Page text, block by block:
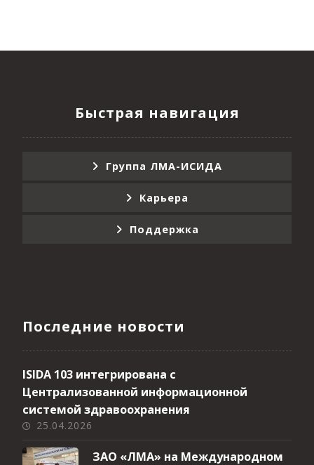
Быстрая навигация
Группа ЛМА-ИСИДА
Карьера
Поддержка
Последние новости
ISIDA 103 интегрирована с
Централизованной информационной
системой здравоохранения
25.04.2026
ЗАО «ЛМА» на Международном